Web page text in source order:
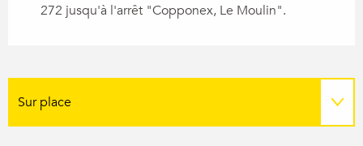
272 jusqu'à l'arrêt "Copponex, Le Moulin".
Sur place